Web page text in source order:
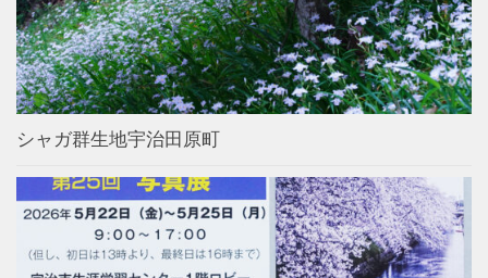
シャガ群生地宇治田原町